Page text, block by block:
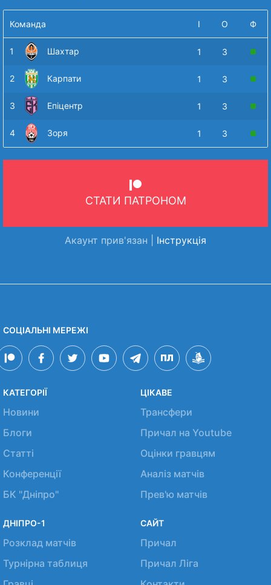
Команда І О Ф
1 Шахтар 1 3
2 Карпати 1 3
3 Епіцентр 1 3
4 Зоря 1 3
СТАТИ ПАТРОНОМ
Акаунт прив'язан | Інструкція
СОЦІАЛЬНІ МЕРЕЖІ
КАТЕГОРІЇ
Новини
Блоги
Статті
Конференції
БК "Дніпро"
ЦІКАВЕ
Трансфери
Причал на Youtube
Оцінки гравцям
Аналіз матчів
Прев'ю матчів
ДНІПРО-1
Розклад матчів
Турнірна таблиця
САЙТ
Причал
Причал Ліга